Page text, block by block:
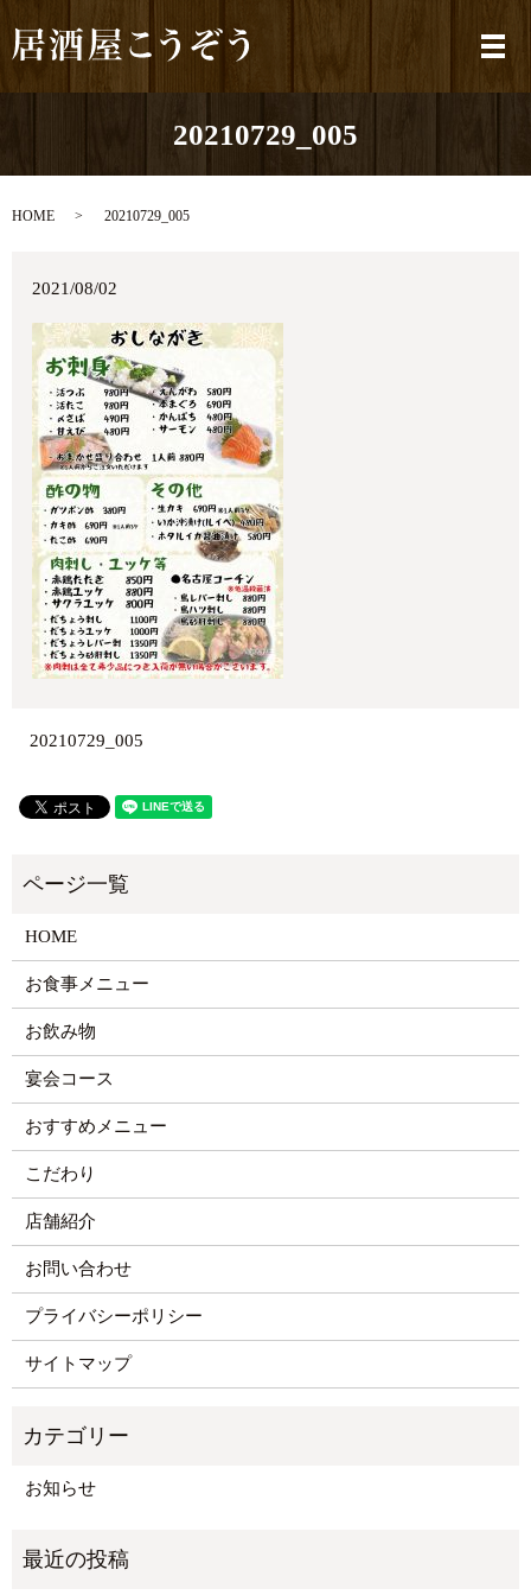
メ
20210729_005
HOME 20210729_005
2021/08/02
20210729_005
HOME
お食事メニュー
お飲み物
宴会コース
おすすめメニュー
こだわり
店舗紹介
お問い合わせ
プライバシーポリシー
サイトマップ
お知らせ